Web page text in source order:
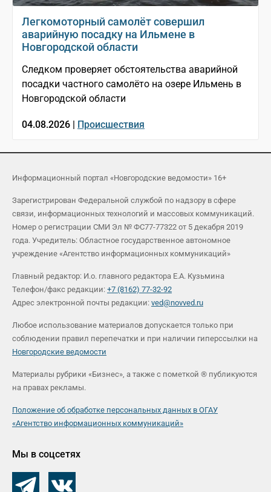
Легкомоторный самолёт совершил
аварийную посадку на Ильмене в
Новгородской области
Следком проверяет обстоятельства аварийной
посадки частного самолёто на озере Ильмень в
Новгородской области
04.08.2026 | Происшествия
Информационный портал «Новгородские ведомости» 16+
Зарегистрирован Федеральной службой по надзору в сфере
связи, информационных технологий и массовых коммуникаций.
Номер о регистрации СМИ Эл № ФС77-77322 от 5 декабря 2019
года. Учредитель: Областное государственное автономное
учреждение «Агентство информационных коммуникаций»
Главный редактор: И.о. главного редактора Е.А. Кузьмина
Телефон/факс редакции: +7 (8162) 77-32-92
Адрес электронной почты редакции: ved@novved.ru
Любое использование материалов допускается только при
соблюдении правил перепечатки и при наличии гиперссылки на
Новгородские ведомости
Материалы рубрики «Бизнес», а также с пометкой ® публикуются
на правах рекламы.
Положение об обработке персональных данных в ОГАУ
«Агентство информационных коммуникаций»
Мы в соцсетях